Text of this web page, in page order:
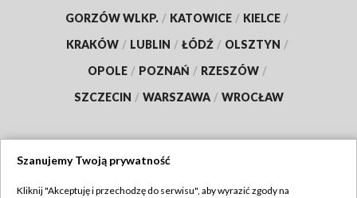
GORZÓW WLKP. / KATOWICE / KIELCE /
KRAKÓW / LUBLIN / ŁÓDŹ / OLSZTYN /
OPOLE / POZNAŃ / RZESZÓW /
SZCZECIN / WARSZAWA / WROCŁAW
Szanujemy Twoją prywatność
Kliknij "Akceptuję i przechodzę do serwisu", aby wyrazić zgody na